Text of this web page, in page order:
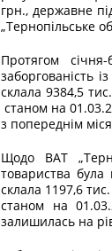
грн., державне
„Тернопільське
Протягом
заборгованість
склала 9384,5
станом на
з попереднім
Щодо ВАТ
товариства була
склала 1197,6
станом на
залишилась на